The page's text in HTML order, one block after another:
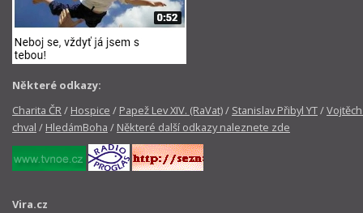
Některé odkazy:
Charita ČR/ Hospice / Papež Lev XIV. (RaVat)/ Stanislav Přibyl YT/
chval / HledámBoha / Některé další odkazy naleznete zde
Vira.cz